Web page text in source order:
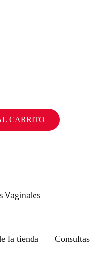
CARRITO
Vaginales
la tienda Consultas